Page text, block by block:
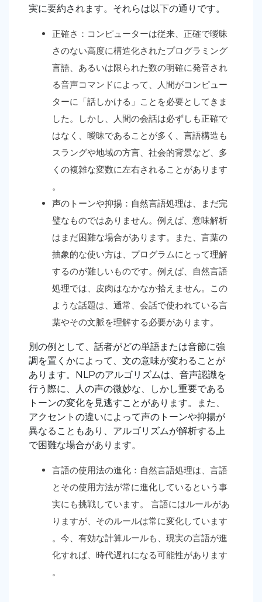
実に要約されます。それらは以下の通りです。
正確さ：コンピューターは従来、正確で曖昧
さのない高度に構造化されたプログラミング
言語、あるいは限られた数の明確に発音され
る音声コマンドによって、人間がコンピュー
ターに「話しかける」ことを必要としてきま
した。しかし、人間の会話は必ずしも正確で
はなく、曖昧であることが多く、言語構造も
スラングや地域の方言、社会的背景など、多
くの複雑な変数に左右されることがあります
。
声のトーンや抑揚：自然言語処理は、まだ完
璧なものではありません。例えば、意味解析
はまだ困難な場合があります。また、言葉の
抽象的な使い方は、プログラムにとって理解
するのが難しいものです。例えば、自然言語
処理では、皮肉はなかなか拾えません。この
ような話題は、通常、会話で使われている言
葉やその文脈を理解する必要があります。
別の例として、話者がどの単語または音節に強
調を置くかによって、文の意味が変わることが
あります。NLPのアルゴリズムは、音声認識を
行う際に、人の声の微妙な、しかし重要である
トーンの変化を見逃すことがあります。また、
アクセントの違いによって声のトーンや抑揚が
異なることもあり、アルゴリズムが解析する上
で困難な場合があります。
言語の使用法の進化：自然言語処理は、言語
とその使用方法が常に進化しているという事
実にも挑戦しています。 言語にはルールがあ
りますが、そのルールは常に変化しています
。今、有効な計算ルールも、現実の言語が進
化すれば、時代遅れになる可能性があります
。